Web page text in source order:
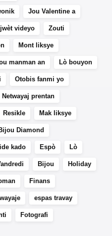
Jou Valentine a
jwèt videyo Zouti
Mont liksye
manman an Lò bouyon
Otobis fanmi yo
Netwayaj prentan
Resikle Mak liksye
Diamond
kado Espò Lò
Bijou Holiday
Finans
espas travay
Fotografi